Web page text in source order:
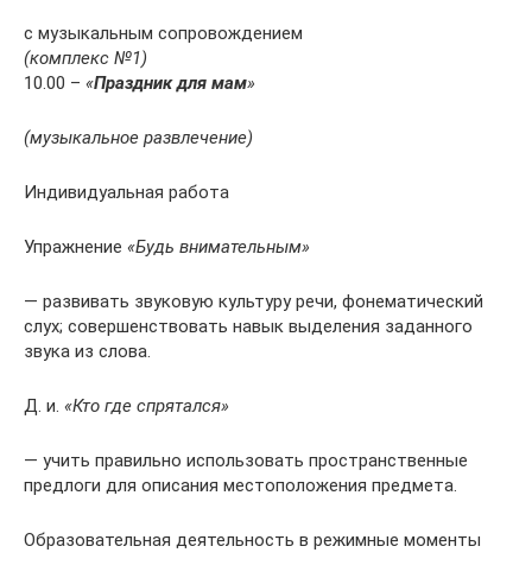
с музыкальным сопровождением
(комплекс №1)
10.00 – «Праздник для мам»
(музыкальное развлечение)
Индивидуальная работа
Упражнение «Будь внимательным»
— развивать звуковую культуру речи, фонематический
слух; совершенствовать навык выделения заданного
звука из слова.
Д. и. «Кто где спрятался»
— учить правильно использовать пространственные
предлоги для описания местоположения предмета.
Образовательная деятельность в режимные моменты